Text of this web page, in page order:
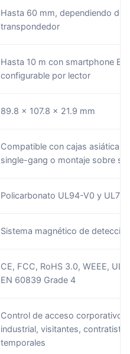
Hasta 60 mm, dependiendo del
transpondedor
Hasta 10 m con smartphone
configurable por lector
89.8 x 107.8 x 21.9 mm
Compatible con cajas asiáticas,
single-gang o montaje sobre
Policarbonato UL94-V0 y
Sistema magnético de
CE, FCC, RoHS 3.0, WEEE,
EN 60839 Grade 4
Control de acceso corporativo,
industrial, visitantes,
temporales